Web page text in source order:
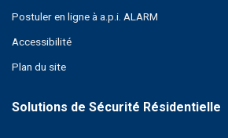
Postuler en ligne à a.p.i. ALARM
Accessibilité
Plan du site